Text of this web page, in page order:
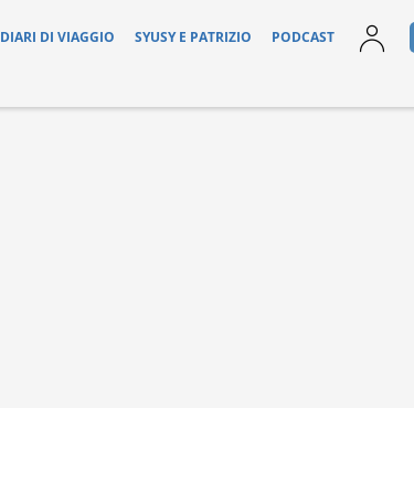
DIARI DI VIAGGIO SYUSY E PATRIZIO PODCAST